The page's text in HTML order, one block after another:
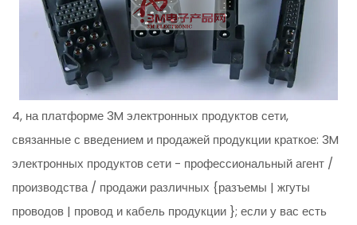
4, на платформе 3M электронных продуктов сети,
связанные с введением и продажей продукции краткое: 3M
электронных продуктов сети - профессиональный агент /
производства / продажи различных {разъемы | жгуты
проводов | провод и кабель продукции }; если у вас есть